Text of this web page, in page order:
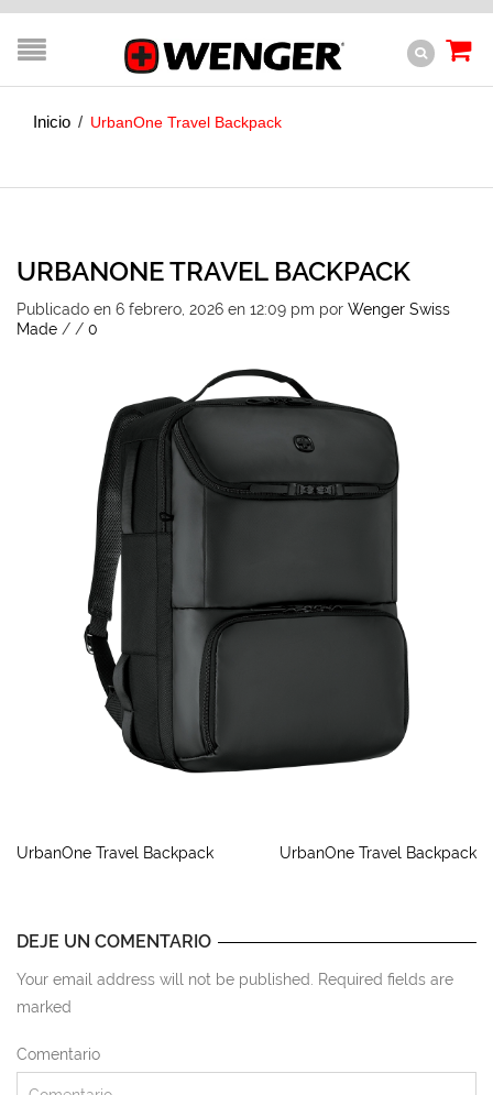
Inicio / UrbanOne Travel Backpack
URBANONE TRAVEL BACKPACK
Publicado en 6 febrero, 2026 en 12:09 pm por Wenger Swiss
Made / / 0
UrbanOne Travel Backpack UrbanOne Travel Backpack
DEJE UN COMENTARIO
Your email address will not be published. Required fields are
marked
Comentario